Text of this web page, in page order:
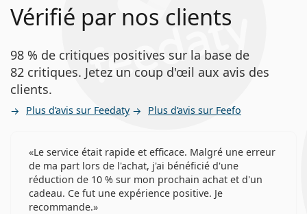
Vérifié par nos clients
98 % de critiques positives sur la base de
82 critiques. Jetez un coup d'œil aux avis des
clients.
Plus d’avis sur Feedaty Plus d’avis sur Feefo
Le service était rapide et efficace. Malgré une erreur
de ma part lors de l'achat, j'ai bénéficié d'une
réduction de 10 % sur mon prochain achat et d'un
cadeau. Ce fut une expérience positive. Je
recommande.